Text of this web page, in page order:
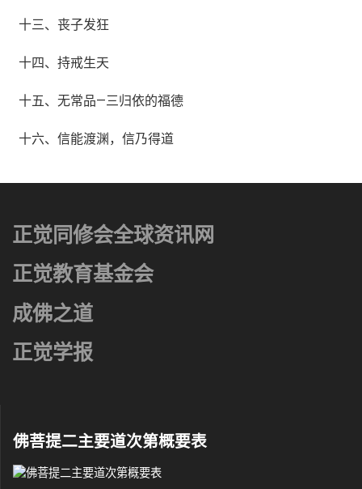
十三、丧子发狂
十四、持戒生天
十五、无常品—三归依的福德
十六、信能渡渊，信乃得道
正觉同修会全球资讯网
正觉教育基金会
成佛之道
正觉学报
佛菩提二主要道次第概要表